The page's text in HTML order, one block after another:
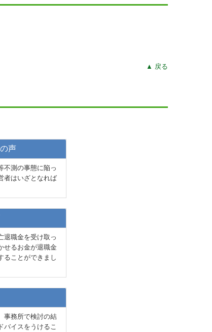
▲ 戻る
声
不測の事態に陥っ
者はいざとなれば
退職金を受け取っ
せるお金が退職金
ることができまし
事務所で検討の結
バイスをうけるこ